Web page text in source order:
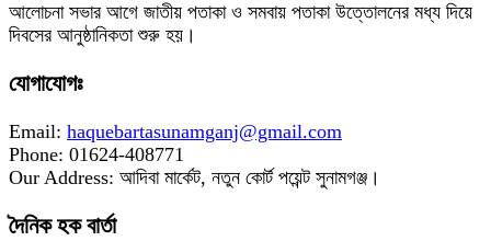
‎আলোচনা সভার আগে জাতীয় পতাকা ও সমবায় পতাকা উত্তোলনের মধ্য দিয়ে
দিবসের আনুষ্ঠানিকতা শুরু হয়।
যোগাযোগঃ
Email: haquebartasunamganj@gmail.com
Phone: 01624-408771
Our Address: আদিবা মার্কেট, নতুন কোর্ট পয়েন্ট সুনামগঞ্জ।
দৈনিক হক বার্তা